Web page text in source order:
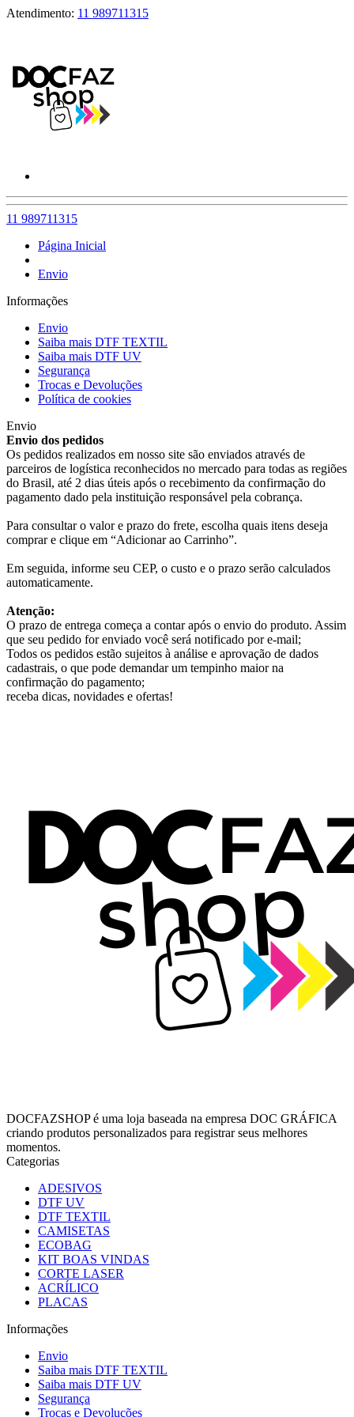
Atendimento: 11 989711315
11 989711315
Página Inicial
Envio
Informações
Envio
Saiba mais DTF TEXTIL
Saiba mais DTF UV
Segurança
Trocas e Devoluções
Política de cookies
Envio
Envio dos pedidos
Os pedidos realizados em nosso site são enviados através de
parceiros de logística reconhecidos no mercado para todas as regiões
do Brasil, até 2 dias úteis após o recebimento da confirmação do
pagamento dado pela instituição responsável pela cobrança.
Para consultar o valor e prazo do frete, escolha quais itens deseja
comprar e clique em “Adicionar ao Carrinho”.
Em seguida, informe seu CEP, o custo e o prazo serão calculados
automaticamente.
Atenção:
O prazo de entrega começa a contar após o envio do produto. Assim
que seu pedido for enviado você será notificado por e-mail;
Todos os pedidos estão sujeitos à análise e aprovação de dados
cadastrais, o que pode demandar um tempinho maior na
confirmação do pagamento;
receba dicas, novidades e ofertas!
DOCFAZSHOP é uma loja baseada na empresa DOC GRÁFICA
criando produtos personalizados para registrar seus melhores
momentos.
Categorias
ADESIVOS
DTF UV
DTF TEXTIL
CAMISETAS
ECOBAG
KIT BOAS VINDAS
CORTE LASER
ACRÍLICO
PLACAS
Informações
Envio
Saiba mais DTF TEXTIL
Saiba mais DTF UV
Segurança
Trocas e Devoluções